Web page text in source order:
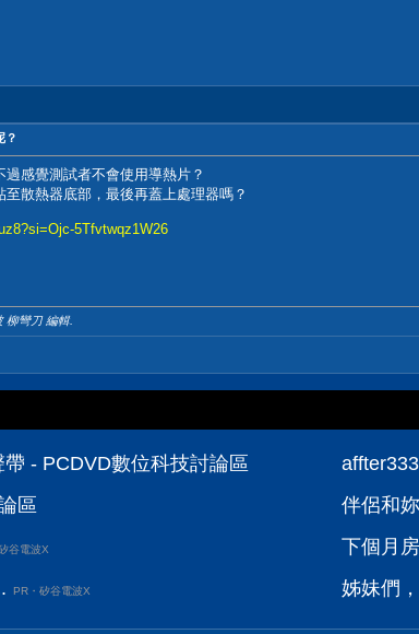
？
感覺測試者不會使用導熱片？
散熱器底部，最後再蓋上處理器嗎？
5Tfvtwqz1W26
柳彎刀 編輯.
- PCDVD數位科技討論區
區
谷電波X
PR・矽谷電波X
伴侶和
下個月
姊妹們